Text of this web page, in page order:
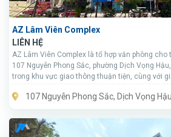
AZ Lâm Viên Complex
LIÊN HỆ
AZ Lâm Viên Complex là tổ hợp văn phòng
107 Nguyễn Phong Sắc, phường Dịch Vọng
trong khu vực giao thông thuận tiện, cùng với
107 Nguyễn Phong Sắc, Dịch Vọng